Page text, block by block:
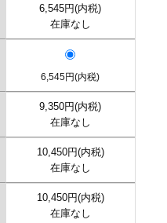
6,545円(内税)
在庫なし
6,545円(内税)
9,350円(内税)
在庫なし
10,450円(内税)
在庫なし
10,450円(内税)
在庫なし